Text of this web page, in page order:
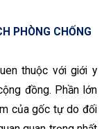
PHÒNG CHỐNG
thuộc với giới y
đồng. Phần lớn
của gốc tự do đối